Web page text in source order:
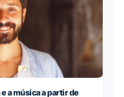
a música a partir de